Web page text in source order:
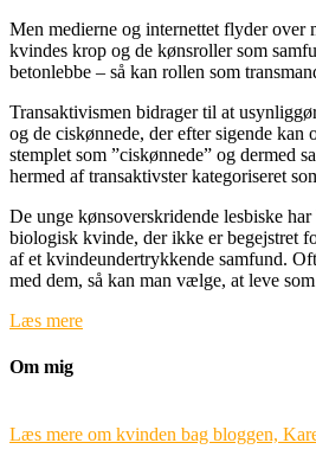
Men medierne og internettet flyder over
kvindes krop og de kønsroller som
betonlebbe – så kan rollen som
Transaktivismen bidrager til at
og de ciskønnede, der efter sigende
stemplet som ”ciskønnede” og dermed
hermed af transaktivster kategoriseret
De unge kønsoverskridende lesbiske
biologisk kvinde, der ikke er begejstret
af et kvindeundertrykkende samfund.
med dem, så kan man vælge, at leve
Læs mere
Om mig
Læs mere om kvinden bag bloggen,